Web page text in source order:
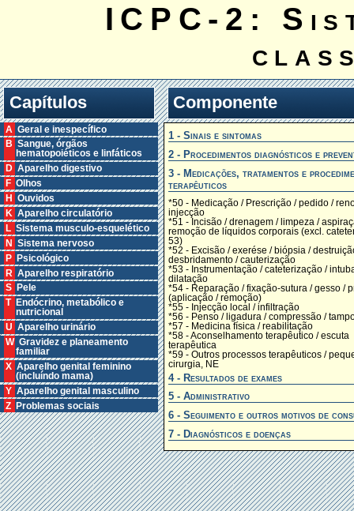
ICPC-2:
Capítulos
A Geral e inespecífico
B Sangue, órgãos
hematopoiéticos e linfáticos
D Aparelho digestivo
F Olhos
H Ouvidos
K Aparelho circulatório
L Sistema musculo-esquelético
N Sistema nervoso
P Psicológico
R Aparelho respiratório
S Pele
T Endócrino, metabólico e
nutricional
U Aparelho urinário
W Gravidez e planeamento
familiar
X Aparelho genital feminino
(incluíndo mama)
Y Aparelho genital masculino
Z Problemas sociais
Componente
1 - Sinais e sintomas
2 - Procedimentos diagnósticos e
3 - Medicações, tratamentos e
terapêuticos
*50 - Medicação / Prescrição / pedido /
injecção
*51 - Incisão / drenagem / limpeza /
remoção de líquidos corporais (excl.
53)
*52 - Excisão / exerése / biópsia /
desbridamento / cauterização
*53 - Instrumentação / cateterização /
dilatação
*54 - Reparação / fixação-sutura / gesso /
(aplicação / remoção)
*55 - Injecção local / infiltração
*56 - Penso / ligadura / compressão /
*57 - Medicina física / reabilitação
*58 - Aconselhamento terapêutico / escuta
terapêutica
*59 - Outros processos terapêuticos /
cirurgia, NE
4 - Resultados de exames
5 - Administrativo
6 - Seguimento e outros motivos de
7 - Diagnósticos e doenças